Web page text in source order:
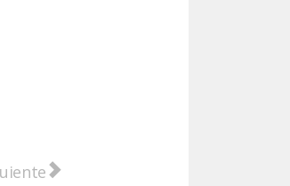
en Alcira Gigena
siguiente: Cayeron tres personas